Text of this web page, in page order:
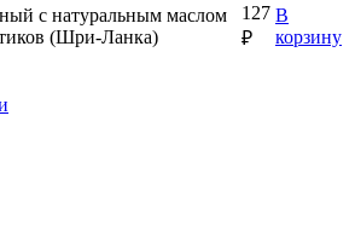
с натуральным маслом
(Шри-Ланка)
127
₽
В
корзину